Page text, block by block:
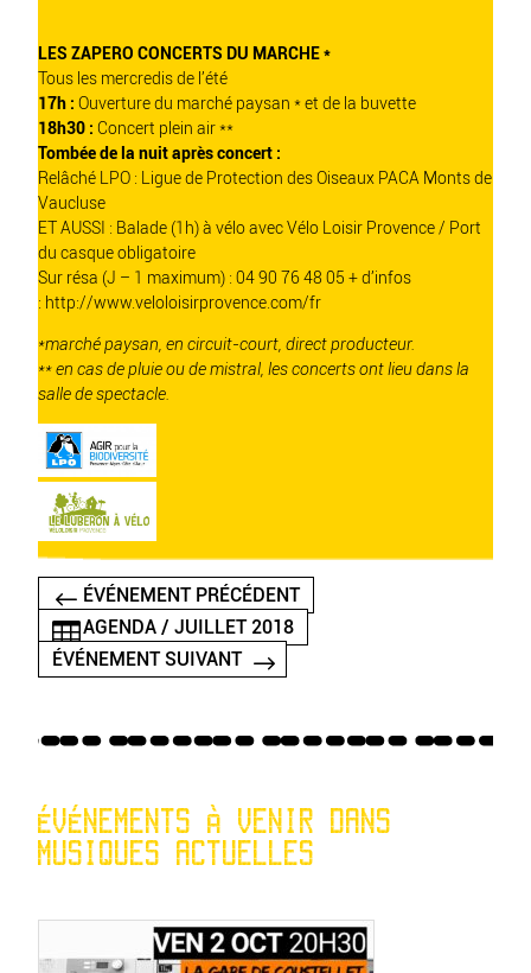
LES ZAPERO CONCERTS DU MARCHE *
Tous les mercredis de l’été
17h : Ouverture du marché paysan * et de la buvette
18h30 : Concert plein air **
Tombée de la nuit après concert :
Relâché LPO : Ligue de Protection des Oiseaux PACA Monts de
Vaucluse
ET AUSSI : Balade (1h) à vélo avec Vélo Loisir Provence / Port
du casque obligatoire
Sur résa (J – 1 maximum) : 04 90 76 48 05 + d’infos
: http://www.veloloisirprovence.com/fr
*marché paysan, en circuit-court, direct producteur.
** en cas de pluie ou de mistral, les concerts ont lieu dans la
salle de spectacle.
ÉVÉNEMENT PRÉCÉDENT
AGENDA / JUILLET 2018
ÉVÉNEMENT SUIVANT
ÉVÉNEMENTS À VENIR DANS
MUSIQUES ACTUELLES